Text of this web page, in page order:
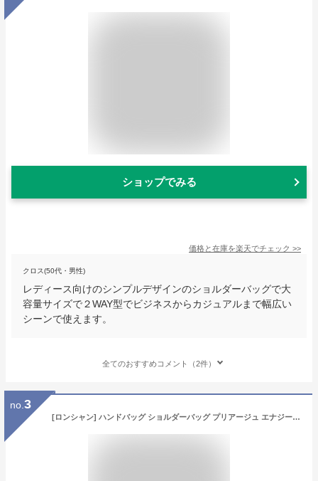
ショップでみる
価格と在庫を楽天でチェック >>
クロス(50代・男性)
レディース向けのシンプルデザインのショルダーバッグで大
容量サイズで２WAY型でビジネスからカジュアルまで幅広い
シーンで使えます。
全てのおすすめコメント（2件）
no. 3
[ロンシャン] ハンドバッグ ショルダーバッグ プリアージュ エナジー XSサイズ 2WAY ブラック レディース 1500 HSR 001 [並行輸入品]